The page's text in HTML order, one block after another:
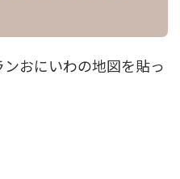
おにいわの地図を貼っ